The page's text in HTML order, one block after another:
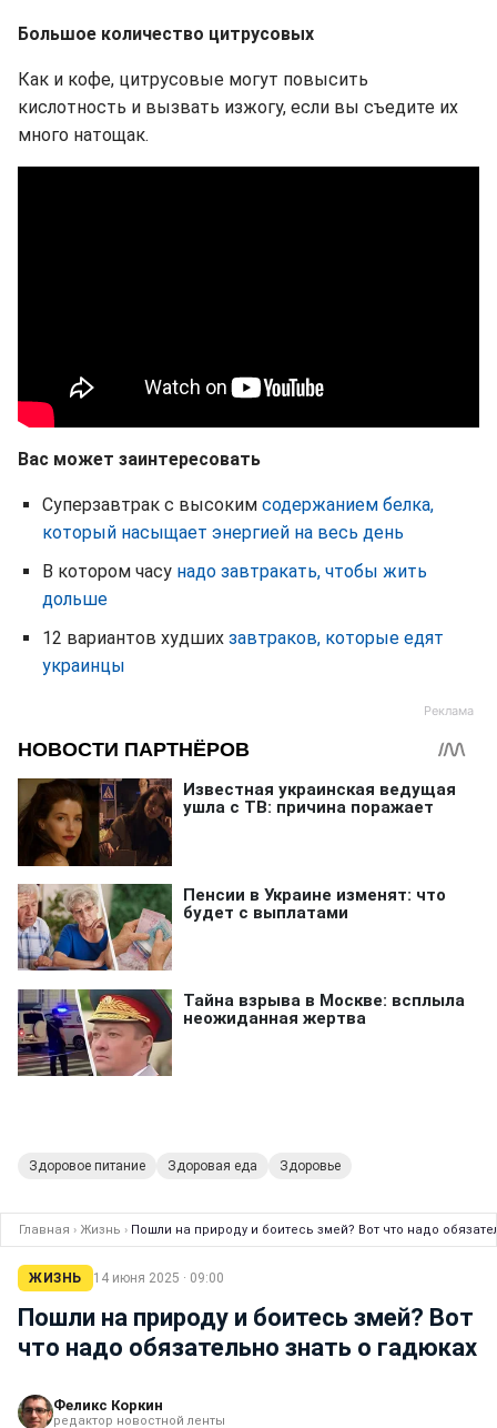
Большое количество цитрусовых
Как и кофе, цитрусовые могут повысить
кислотность и вызвать изжогу, если вы съедите их
много натощак.
Вас может заинтересовать
Суперзавтрак с высоким содержанием белка,
который насыщает энергией на весь день
В котором часу надо завтракать, чтобы жить
дольше
12 вариантов худших завтраков, которые едят
украинцы
Здоровое питание Здоровая еда Здоровье
Главная › Жизнь › Пошли на природу и боитесь змей? Вот что надо
ЖИЗНЬ 14 июня 2025 · 09:00
Пошли на природу и боитесь змей? Вот
что надо обязательно знать о гадюках
Феликс Коркин
редактор новостной ленты